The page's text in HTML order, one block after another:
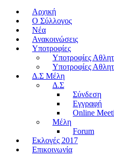
Αρχική
O Σύλλογος
Νέα
Ανακοινώσεις
Υποτροφίες
Υποτροφίες
Υποτροφίες
Δ.Σ Μέλη
Δ.Σ
Σύνδεση
Εγγραφή
Online
Μέλη
Forum
Εκλογές 2017
Επικοινωνία